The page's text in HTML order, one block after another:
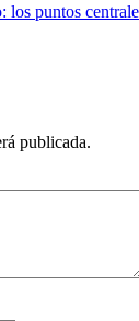
puntos
publicada.